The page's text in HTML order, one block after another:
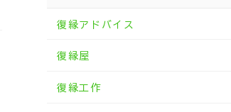
復縁アドバイス
復縁屋
復縁工作